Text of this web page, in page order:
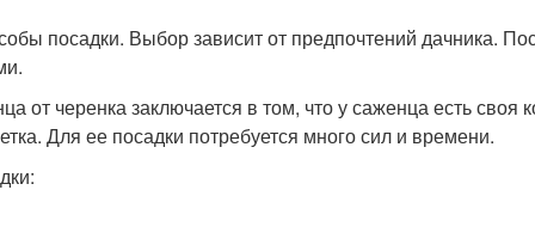
посадки. Выбор зависит от предпочтений дачника.
от черенка заключается в том, что у саженца есть своя
Для ее посадки потребуется много сил и времени.